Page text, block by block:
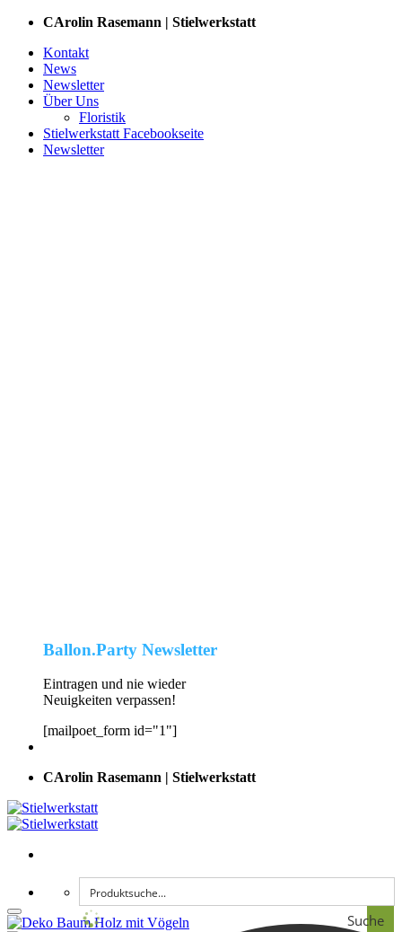
Zum
springen
CArolin Rasemann | Stielwerkstatt
Kontakt
News
Newsletter
Über Uns
Floristik
Stielwerkstatt Facebookseite
Newsletter
Ballon.Party Newsletter
Eintragen und nie wieder
Neuigkeiten verpassen!
[mailpoet_form id="1"]
CArolin Rasemann | Stielwerkstatt
Suche
Add to wishlist